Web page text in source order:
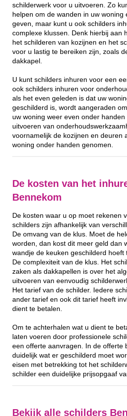
schilderwerk voor u uitvoeren. Zo
helpen om de wanden in uw woning
geven, maar kunt u ook schilders
complexe klussen. Denk hierbij aan
het schilderen van kozijnen en het
voor u lastig te bereiken zijn, zoals
dakkapel.
U kunt schilders inhuren voor een
ook schilders inhuren voor
als het even geleden is dat uw
geschilderd is, wordt aangeraden
uw woning weer even onder
uitvoeren van
voornamelijk de kozijnen en deuren
woning onder handen genomen.
De kosten van het
Bennekom
De kosten waar u op moet rekenen
schilders zijn afhankelijk van
De omvang van de klus. Moet de
worden, dan kost dit meer geld dan
wandje de keuken geschilderd hoeft
De complexiteit van de klus. Het
zaken als dakkapellen is over het
uitvoeren van eenvoudig
Het tarief van de schilder. Iedere
ander tarief en ook dit tarief heeft
dient te betalen.
Om te achterhalen wat u dient te
laten voeren door professionele
een offerte aanvragen. In de offerte
duidelijk wat er geschilderd moet
eisen met betrekking tot het
schilder een duidelijke prijsopgaaf
Bekijk alle schilders